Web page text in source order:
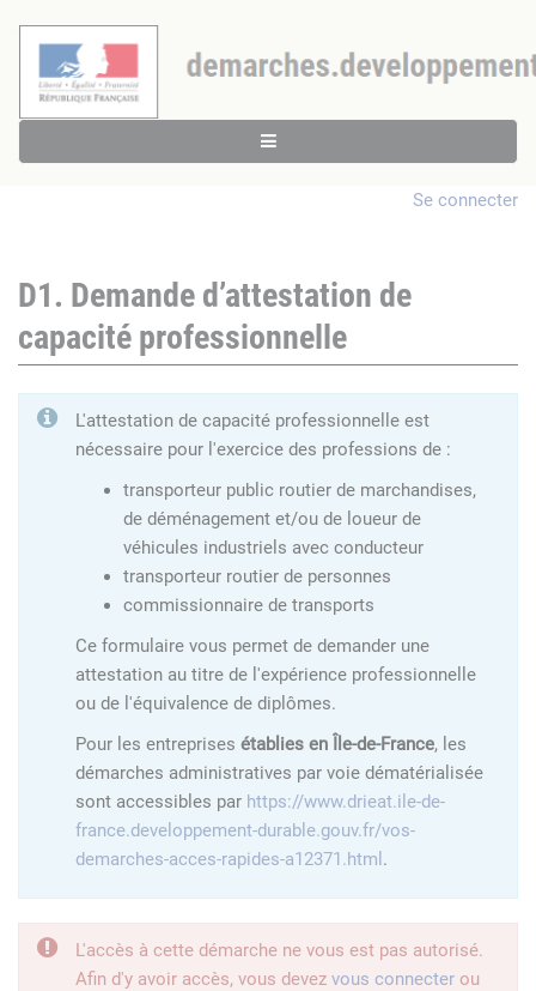
Se connecter
D1. Demande d’attestation de
capacité professionnelle
L'attestation de capacité professionnelle est
nécessaire pour l'exercice des professions de :
transporteur public routier de marchandises,
de déménagement et/ou de loueur de
véhicules industriels avec conducteur
transporteur routier de personnes
commissionnaire de transports
Ce formulaire vous permet de demander une
attestation au titre de l'expérience professionnelle
ou de l'équivalence de diplômes.
Pour les entreprises établies en Île-de-France, les
démarches administratives par voie dématérialisée
sont accessibles par https://www.drieat.ile-de-
france.developpement-durable.gouv.fr/vos-
demarches-acces-rapides-a12371.html .
L'accès à cette démarche ne vous est pas autorisé.
Afin d'y avoir accès, vous devez vous connecter ou